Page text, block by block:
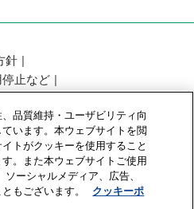
針
止など
する基本方針
の設定
品質維持・ユーザビリティ向
います。本ウェブサイトを閲
トがクッキーを使用すること
。また本ウェブサイトご使用
ーシャルメディア、広告、
もございます。
クッキーポ